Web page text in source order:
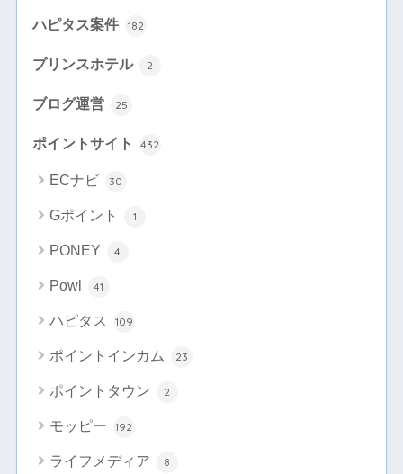
ハピタス案件 182
プリンスホテル 2
ブログ運営 25
ポイントサイト 432
ECナビ 30
Gポイント 1
PONEY 4
Powl 41
ハピタス 109
ポイントインカム 23
ポイントタウン 2
モッピー 192
ライフメディア 8